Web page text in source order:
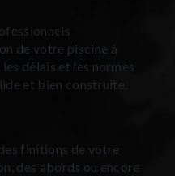
de votre piscine à
délais et les normes
et bien construite.
finitions de votre
des abords ou encore